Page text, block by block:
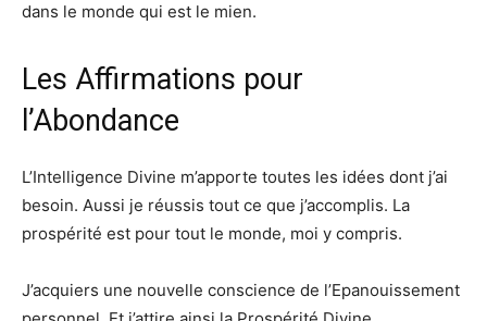
dans le monde qui est le mien.
Les Affirmations pour
l’Abondance
L’Intelligence Divine m’apporte toutes les idées dont j’ai
besoin. Aussi je réussis tout ce que j’accomplis. La
prospérité est pour tout le monde, moi y compris.
J’acquiers une nouvelle conscience de l’Epanouissement